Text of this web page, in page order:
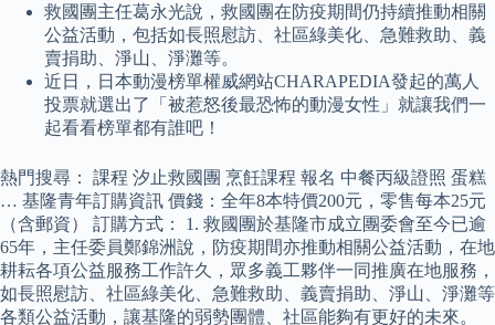
救國團主任葛永光說，救國團在防疫期間仍持續推動相關
公益活動，包括如長照慰訪、社區綠美化、急難救助、義
賣捐助、淨山、淨灘等。
近日，日本動漫榜單權威網站CHARAPEDIA發起的萬人
投票就選出了「被惹怒後最恐怖的動漫女性」就讓我們一
起看看榜單都有誰吧！
熱門搜尋： 課程 汐止救國團 烹飪課程 報名 中餐丙級證照 蛋糕
… 基隆青年訂購資訊 價錢：全年8本特價200元，零售每本25元
（含郵資） 訂購方式： 1. 救國團於基隆市成立團委會至今已逾
65年，主任委員鄭錦洲說，防疫期間亦推動相關公益活動，在地
耕耘各項公益服務工作許久，眾多義工夥伴一同推廣在地服務，
如長照慰訪、社區綠美化、急難救助、義賣捐助、淨山、淨灘等
各類公益活動，讓基隆的弱勢團體、社區能夠有更好的未來。